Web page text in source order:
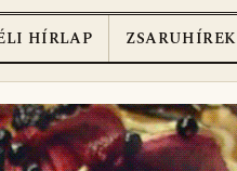
HÍRLAP ZSARUHÍREK